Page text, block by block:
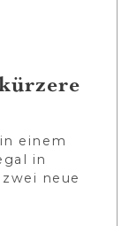
einem
in
neue